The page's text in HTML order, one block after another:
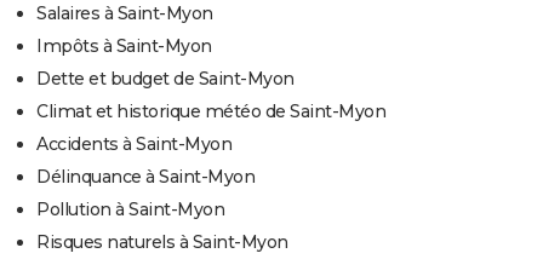
Salaires à Saint-Myon
Impôts à Saint-Myon
Dette et budget de Saint-Myon
Climat et historique météo de Saint-Myon
Accidents à Saint-Myon
Délinquance à Saint-Myon
Pollution à Saint-Myon
Risques naturels à Saint-Myon